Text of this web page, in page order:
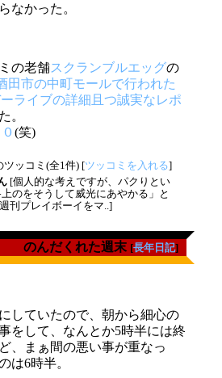
なかった。
の老舗スクランブルエッグの
田市の中町モールで行われた
ライブの詳細且つ誠実なレポ
。
(笑)
ツッコミ(全1件) [ツッコミを入れる]
[個人的な考えですが、パクりとい
のをそうして威光にあやかる」と
刊プレイボーイをマ..]
のんだくれた週末 [長年日記]
していたので、朝から細心の
をして、なんとか5時半には終
、まぁ間の悪い事が重なっ
は6時半。